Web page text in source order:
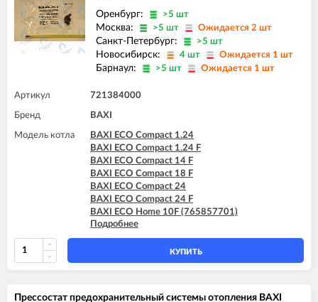
Оренбург: >5 шт
Москва: >5 шт Ожидается 2 шт
Санкт-Петербург: >5 шт
Новосибирск: 4 шт Ожидается 1 шт
Барнаул: >5 шт Ожидается 1 шт
Артикул 721384000
Бренд BAXI
Модель котла
BAXI ECO Compact 1.24
BAXI ECO Compact 1.24 F
BAXI ECO Compact 14 F
BAXI ECO Compact 18 F
BAXI ECO Compact 24
BAXI ECO Compact 24 F
BAXI ECO Home 10F (765857701)
BAXI ECO Home 10F (7729462)
BAXI ECO Home 10F (7787575)
BAXI ECO Home 14F (765281001)
BAXI ECO Home 14F (7729463)
Подробнее
КУПИТЬ
Прессостат предохранительный системы отопления BAXI